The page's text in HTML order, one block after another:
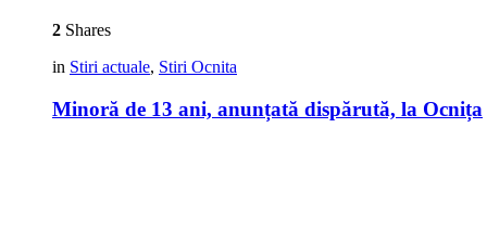
2 Shares
in Stiri actuale, Stiri Ocnita
Minoră de 13 ani, anunțată dispărută, la Ocnița